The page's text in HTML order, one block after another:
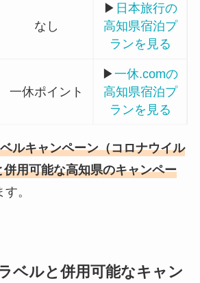
なし
▶ 日本旅行の
高知県宿泊プ
ランを見る
一休ポイント
▶一休.comの
高知県宿泊プ
ランを見る
ルキャンペーン（コロナウイル
用可能な高知県のキャンペー
。
ベルと併用可能なキャン